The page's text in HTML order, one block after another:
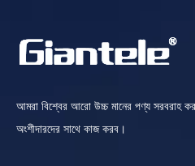
আমরা বিশ্বের আরো উচ্চ মানের পণ্য সরবরাহ
অংশীদারদের সাথে কাজ করব।